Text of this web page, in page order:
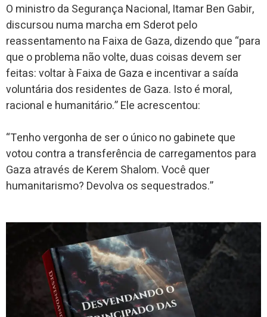
O ministro da Segurança Nacional, Itamar Ben Gabir,
discursou numa marcha em Sderot pelo
reassentamento na Faixa de Gaza, dizendo que “para
que o problema não volte, duas coisas devem ser
feitas: voltar à Faixa de Gaza e incentivar a saída
voluntária dos residentes de Gaza. Isto é moral,
racional e humanitário.” Ele acrescentou:
“Tenho vergonha de ser o único no gabinete que
votou contra a transferência de carregamentos para
Gaza através de Kerem Shalom. Você quer
humanitarismo? Devolva os sequestrados.”